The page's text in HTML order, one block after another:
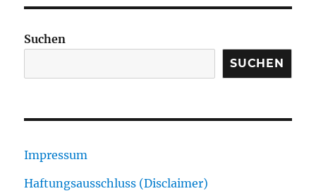
Suchen
SUCHEN
Impressum
Haftungsausschluss (Disclaimer)